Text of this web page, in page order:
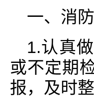
一、消
1.认真
或不定期
报，及时整